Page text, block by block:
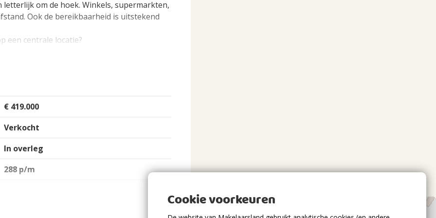
om de hoek. Winkels, supermarkten,
Ook de bereikbaarheid is uitstekend
een centrale locatie?
aan de achterzijde.
aan de voorzijde.
intercom, lift en trappenhuis. Op de begane
en garderobe. Aansluitend een praktische
€ 419.000
Verkocht
In overleg
288 p/m
Cookie voorkeuren